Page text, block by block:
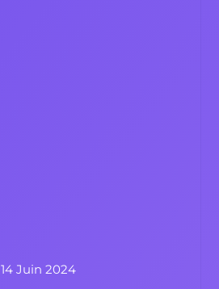
14 Juin 2024